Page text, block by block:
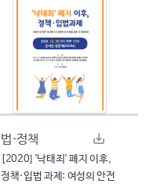
법·정책
[2020] '낙태죄' 폐지 이후,
정책·입법 과제: 여성의 안전